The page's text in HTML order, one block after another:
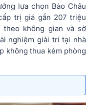
lựa chọn Bảo Châu
trị giá gần 207 triệu
không gian và sở
nghiệm giải trí tại nhà
không thua kém phòng